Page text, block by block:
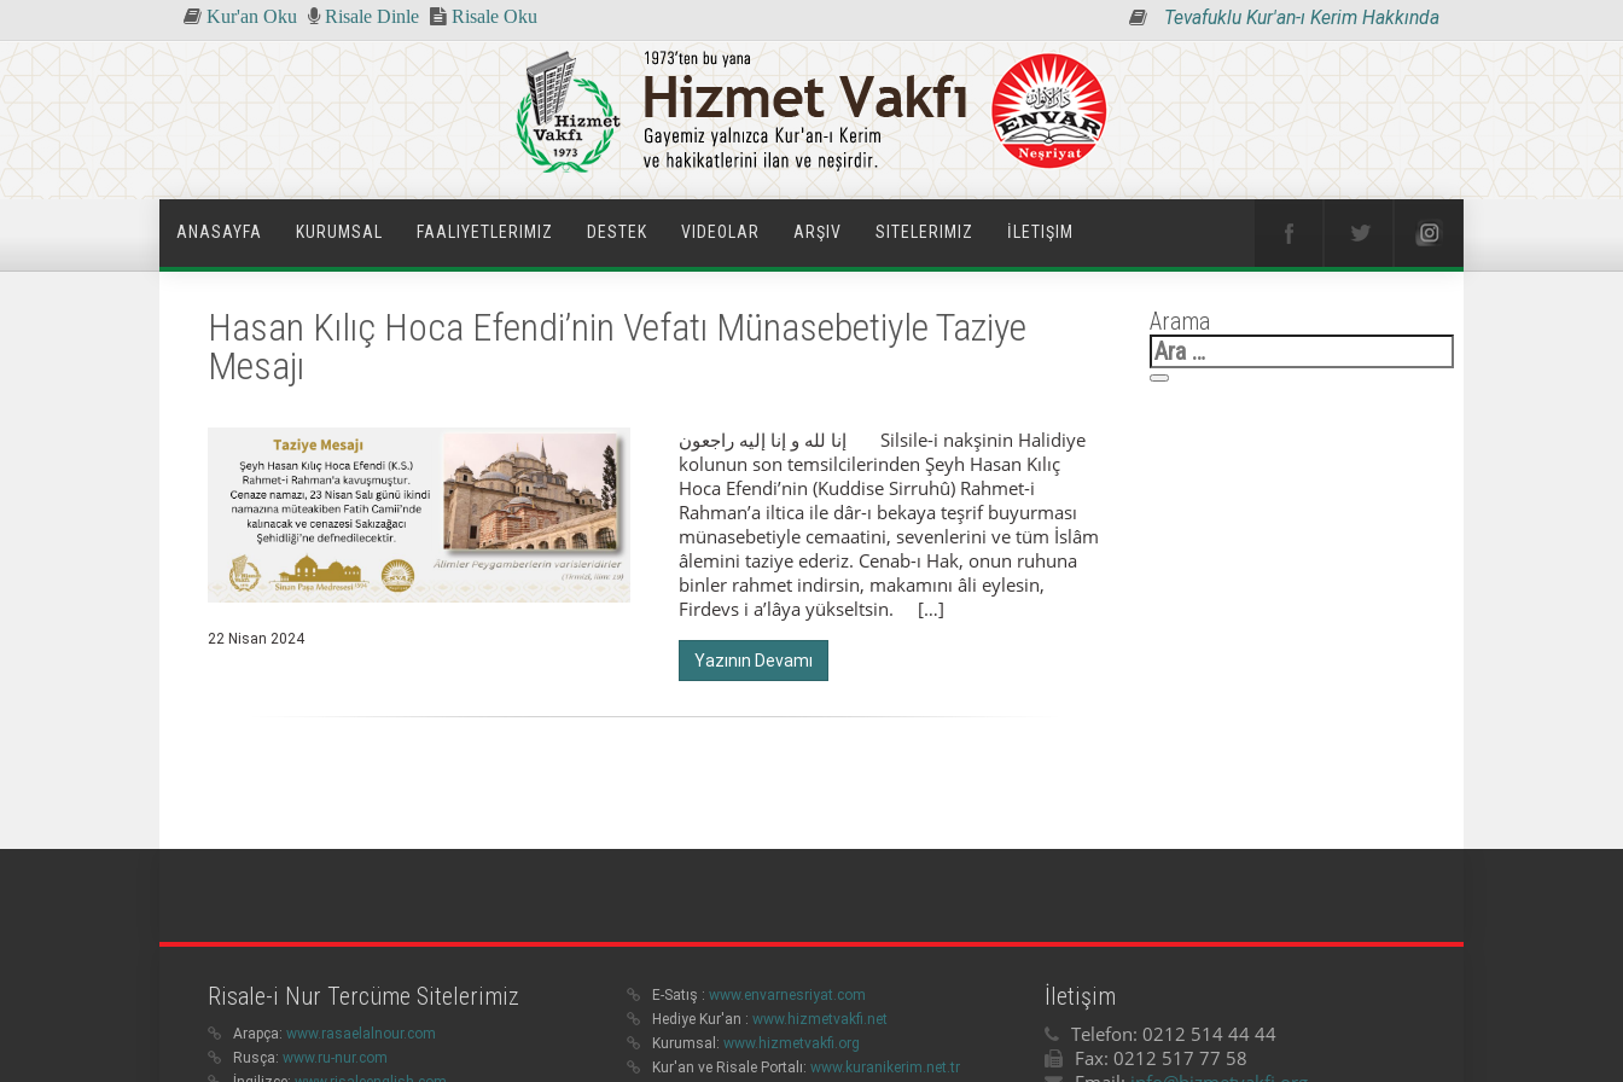
Kur'an Oku Risale Dinle Risale Oku Tevafuklu Kur'an-ı Kerim Hakkında
ANASAYFA KURUMSAL FAALIYETLERIMIZ DESTEK VIDEOLAR ARŞIV SITELERIMIZ İLETIŞIM
Hasan Kılıç Hoca Efendi’nin Vefatı Münasebetiyle Taziye
Mesajı
22 Nisan 2024
إنا لله و إنا إليه راجعون Silsile-i nakşinin Halidiye
kolunun son temsilcilerinden Şeyh Hasan Kılıç
Hoca Efendi’nin (Kuddise Sirruhû) Rahmet-i
Rahman’a iltica ile dâr-ı bekaya teşrif buyurması
münasebetiyle cemaatini, sevenlerini ve tüm İslâm
âlemini taziye ederiz. Cenab-ı Hak, onun ruhuna
binler rahmet indirsin, makamını âli eylesin,
Firdevs i a’lâya yükseltsin. […]
Yazının Devamı
Arama
Arama:
Risale-i Nur Tercüme Sitelerimiz
Arapça: www.rasaelalnour.com
Rusça: www.ru-nur.com
E-Satış : www.envarnesriyat.com
Hediye Kur'an : www.hizmetvakfi.net
Kurumsal: www.hizmetvakfi.org
Kur'an ve Risale Portalı: www.kuranikerim.net.tr
İletişim
Telefon:0212 514 44 44
Fax:0212 517 77 58